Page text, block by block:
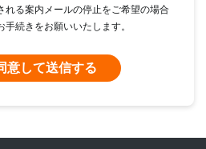
れる案内メールの停止をご希望の場合
続きをお願いいたします。
意して送信する